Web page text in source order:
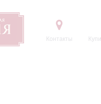
Контакты